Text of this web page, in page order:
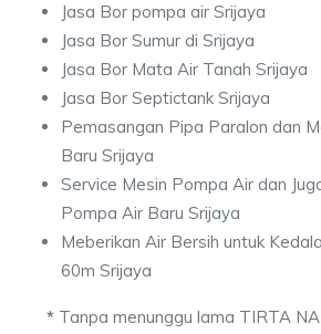
Jasa Bor pompa air Srijaya
Jasa Bor Sumur di Srijaya
Jasa Bor Mata Air Tanah Srijaya
Jasa Bor Septictank Srijaya
Pemasangan Pipa Paralon dan
Baru Srijaya
Service Mesin Pompa Air dan
Pompa Air Baru Srijaya
Meberikan Air Bersih untuk
60m Srijaya
*Tanpa menunggu lama TIRTA